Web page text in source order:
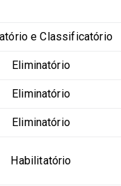
e Classificatório
Eliminatório
Eliminatório
Eliminatório
Habilitatório